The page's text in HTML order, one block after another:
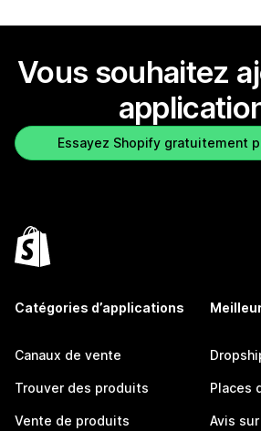
Vous souhaitez
Essayez Shopify gratuitement
Catégories d’applications
Canaux de vente
Trouver des produits
Vente de produits
Places
Avis